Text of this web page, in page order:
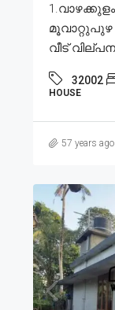
മൂവാറ്റുപുഴ
വീട്
32002
HOUSE
57 years ago